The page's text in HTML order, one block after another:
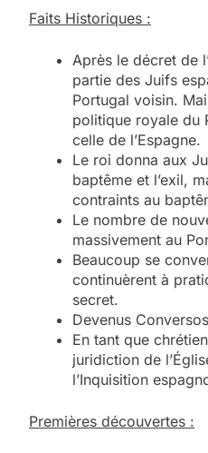
Faits Historiques :
Après le décret de
partie des Juifs
Portugal voisin.
politique royale du
celle de l’Espagne.
Le roi donna aux
baptême et l’exil,
contraints au
Le nombre de
massivement au
Beaucoup se
continuèrent à
secret.
Devenus
En tant que
juridiction de
l’Inquisition
Premières découvertes :